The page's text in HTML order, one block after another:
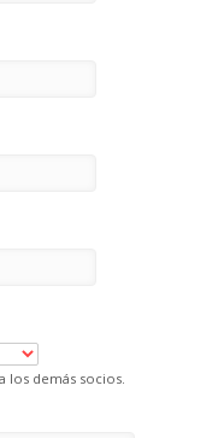
los demás socios.